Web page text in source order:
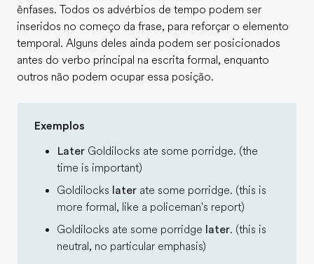
ênfases. Todos os advérbios de tempo podem ser
inseridos no começo da frase, para reforçar o elemento
temporal. Alguns deles ainda podem ser posicionados
antes do verbo principal na escrita formal, enquanto
outros não podem ocupar essa posição.
Exemplos
Later Goldilocks ate some porridge. (the
time is important)
Goldilocks later ate some porridge. (this is
more formal, like a policeman's report)
Goldilocks ate some porridge later. (this is
neutral, no particular emphasis)